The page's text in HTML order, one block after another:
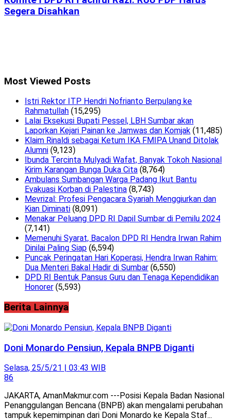
Segera Disahkan
Most Viewed Posts
Istri Rektor ITP Hendri Nofrianto Berpulang ke
Rahmatullah (15,295)
Lalai Eksekusi Bupati Pessel, LBH Sumbar akan
Laporkan Kejari Painan ke Jamwas dan Komjak (11,485)
Klaim Rinaldi sebagai Ketum IKA FMIPA Unand Ditolak
Alumni (9,123)
Ibunda Tercinta Mulyadi Wafat, Banyak Tokoh Nasional
Kirim Karangan Bunga Duka Cita (8,764)
Ambulans Sumbangan Warga Padang Ikut Bantu
Evakuasi Korban di Palestina (8,743)
Mevrizal: Profesi Pengacara Syariah Menggiurkan dan
Kian Diminati (8,091)
Menakar Peluang DPD RI Dapil Sumbar di Pemilu 2024
(7,141)
Memenuhi Syarat, Bacalon DPD RI Hendra Irwan Rahim
Dinilai Paling Siap (6,594)
Puncak Peringatan Hari Koperasi, Hendra Irwan Rahim:
Dua Menteri Bakal Hadir di Sumbar (6,550)
DPD RI Bentuk Pansus Guru dan Tenaga Kependidikan
Honorer (5,593)
Berita Lainnya
Doni Monardo Pensiun, Kepala BNPB Diganti
Selasa, 25/5/21 | 03:43 WIB
86
JAKARTA, AmanMakmur.com ---Posisi Kepala Badan Nasional
Penanggulangan Bencana (BNPB) akan mengalami perubahan
tampuk kepemimpinan dari Doni Monardo ke Kepala Staf...